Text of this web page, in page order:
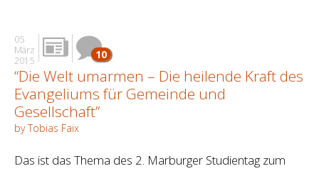
05
März
2015
10
“Die Welt umarmen – Die heilende Kraft des
Evangeliums für Gemeinde und
Gesellschaft”
by Tobias Faix
Das ist das Thema des 2. Marburger Studientag zum